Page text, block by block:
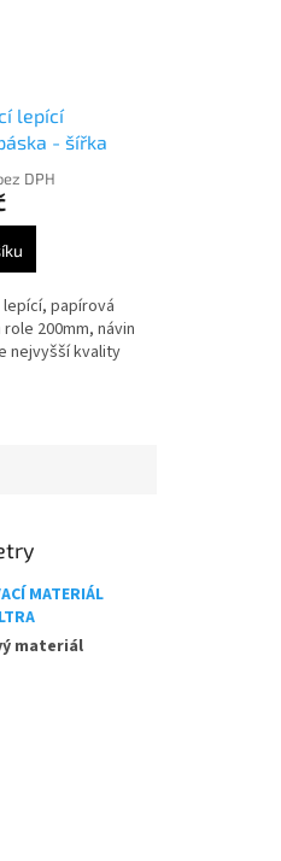
lepící
- šířka
100bm
DPH
papírová
200mm, návin
nejvyšší kvality
MATERIÁL
materiál